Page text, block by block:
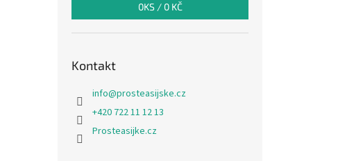
0KS / 0 KČ
Kontakt
info@prosteasijske.cz
+420 722 11 12 13
Prosteasijke.cz